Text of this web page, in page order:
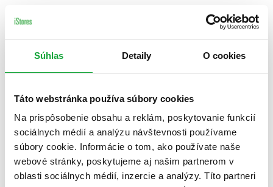
Súhlas Detaily O cookies
Táto webstránka používa súbory cookies
Na prispôsobenie obsahu a reklám, poskytovanie funkcií
sociálnych médií a analýzu návštevnosti používame
súbory cookie. Informácie o tom, ako používate naše
webové stránky, poskytujeme aj našim partnerom v
oblasti sociálnych médií, inzercie a analýzy. Títo partneri